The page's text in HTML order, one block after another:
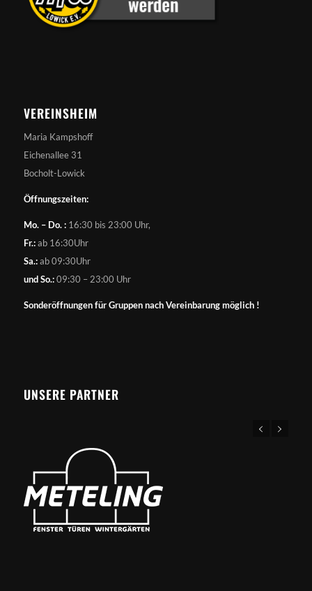
VEREINSHEIM
Maria Kampshoff
Eichenallee 31
Bocholt-Lowick
Öffnungszeiten:
Mo. – Do. :16:30 bis 23:00 Uhr,
Fr.:ab 16:30Uhr
Sa.:ab 09:30Uhr
und So.:09:30 – 23:00 Uhr
Sonderöffnungen für Gruppen nach Vereinbarung möglich !
UNSERE PARTNER